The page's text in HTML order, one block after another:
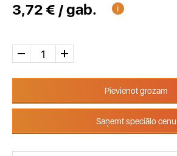
3,72 € / gab.
Pievienot grozam
Saņemt speciālo cenu